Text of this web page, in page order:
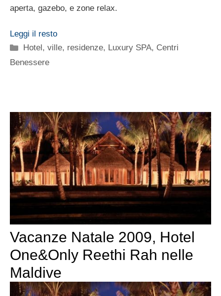
aperta, gazebo, e zone relax.
Leggi il resto
Categorie
Hotel, ville, residenze, Luxury SPA, Centri
Benessere
Vacanze Natale 2009, Hotel
One&Only Reethi Rah nelle
Maldive